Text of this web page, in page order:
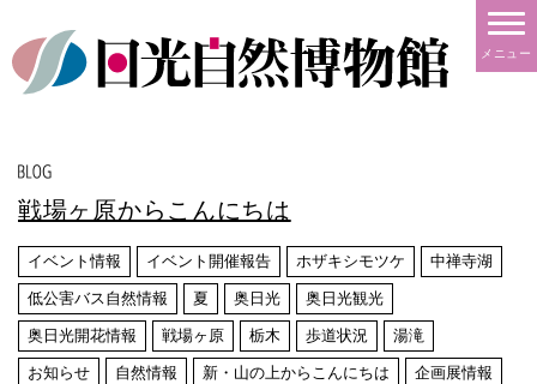
メニュー
戦場ヶ原からこんにちは
イベント情報 イベント開催報告 ホザキシモツケ 中禅寺湖
低公害バス自然情報 夏 奥日光 奥日光観光
奥日光開花情報 戦場ヶ原 栃木 歩道状況 湯滝
お知らせ 自然情報 新・山の上からこんにちは 企画展情報